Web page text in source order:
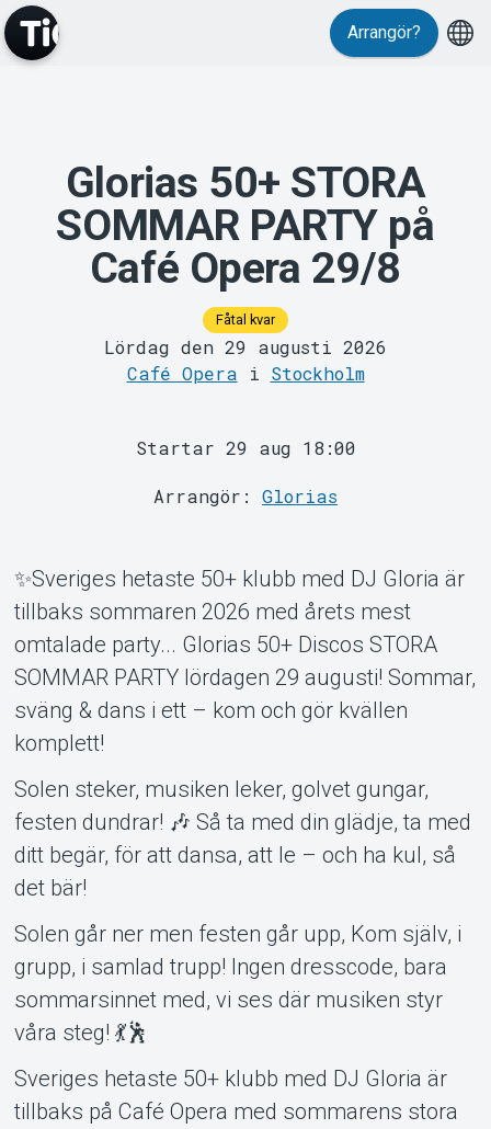
MyTickster
Support
Arrangör?
Glorias 50+ STORA
SOMMAR PARTY på
Café Opera 29/8
Fåtal kvar
Lördag den 29 augusti 2026
Café Opera i Stockholm
Startar 29 aug 18:00
Arrangör: Glorias
✨Sveriges hetaste 50+ klubb med DJ Gloria är
tillbaks sommaren 2026 med årets mest
omtalade party... Glorias 50+ Discos STORA
SOMMAR PARTY lördagen 29 augusti! Sommar,
sväng & dans i ett – kom och gör kvällen
komplett!
Solen steker, musiken leker, golvet gungar,
festen dundrar! 🎶 Så ta med din glädje, ta med
ditt begär, för att dansa, att le – och ha kul, så
det bär!
Solen går ner men festen går upp, Kom själv, i
grupp, i samlad trupp! Ingen dresscode, bara
sommarsinnet med, vi ses där musiken styr
våra steg! 💃🕺
Sveriges hetaste 50+ klubb med DJ Gloria är
tillbaks på Café Opera med sommarens stora